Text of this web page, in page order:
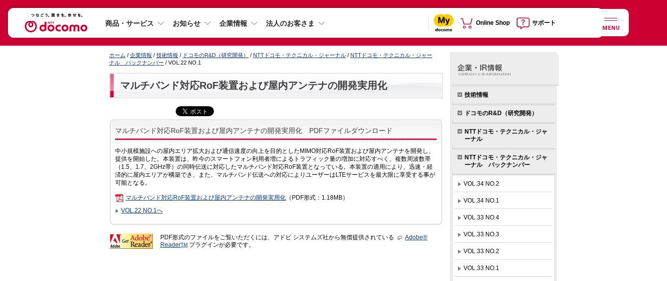
商品・サービス お知らせ 企業情報 法人のお客さま Online Shop サポート
MENU
ホーム / 企業情報 / 技術情報 / ドコモのR&D（研究開発） / NTTドコモ・テクニカル・ジャーナル / NTTドコモ・テクニカル・ジャー
ナル バックナンバー / VOL.22 NO.1
マルチバンド対応RoF装置および屋内アンテナの開発実用化
マルチバンド対応RoF装置および屋内アンテナの開発実用化 PDFファイルダウンロード
中小規模施設への屋内エリア拡大および通信速度の向上を目的としたMIMO対応RoF装置および屋内アンテナを開発し、
提供を開始した。本装置は、昨今のスマートフォン利用者増によるトラフィック量の増加に対応すべく、複数周波数帯
（1.5、1.7、2GHz帯）の同時伝送に対応したマルチバンド対応RoF装置となっている。本装置の適用により、迅速・経
済的に屋内エリアが構築でき、また、マルチバンド伝送への対応によりユーザーはLTEサービスを最大限に享受する事が
可能となる。
マルチバンド対応RoF装置および屋内アンテナの開発実用化 （PDF形式：1.18MB）
VOL.22 NO.1へ
PDF形式のファイルをご覧いただくには、アドビ システムズ社から無償提供されている
Adobe®
ReaderTM プラグインが必要です。
技術情報
ドコモのR&D（研究開発）
NTTドコモ・テクニカル・ジャ
ーナル
NTTドコモ・テクニカル・ジャ
ーナル バックナンバー
VOL.34 NO.2
VOL.34 NO.1
VOL.33 NO.4
VOL.33 NO.3
VOL.33 NO.2
VOL.33 NO.1